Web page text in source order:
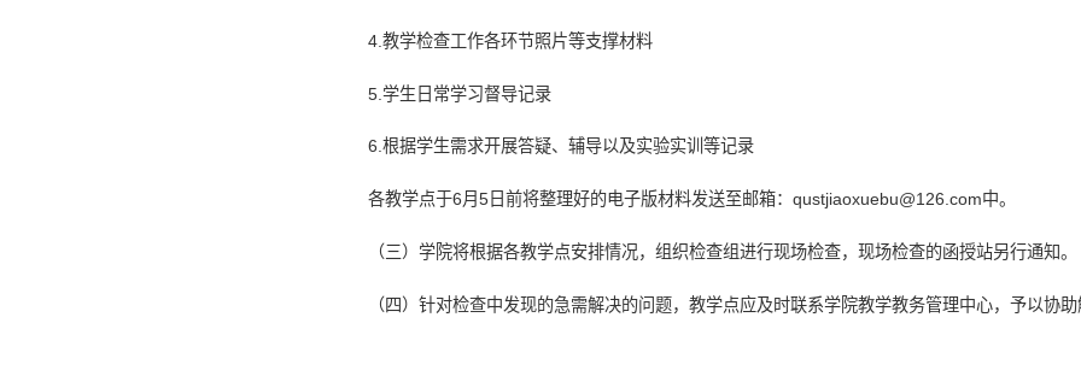
4.教学检查工作各环节照片等支撑材料
5.学生日常学习督导记录
6.根据学生需求开展答疑、辅导以及实验实训等记录
各教学点于6月5日前将整理好的电子版材料发送至邮箱：qustjiaoxuebu@126.com中。
（三）学院将根据各教学点安排情况，组织检查组进行现场检查，现场检查的函授站另行通知。
（四）针对检查中发现的急需解决的问题，教学点应及时联系学院教学教务管理中心，予以协